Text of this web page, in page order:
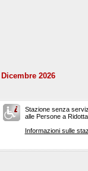
2026
Stazione senza
alle Persone a
Informazioni sulle